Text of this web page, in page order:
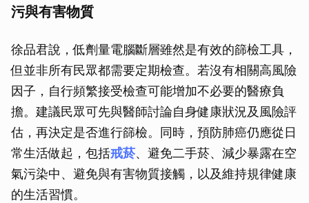
污與有害物質
徐品君說，低劑量電腦斷層雖然是有效的篩檢工具，
但並非所有民眾都需要定期檢查。若沒有相關高風險
因子，自行頻繁接受檢查可能增加不必要的醫療負
擔。建議民眾可先與醫師討論自身健康狀況及風險評
估，再決定是否進行篩檢。同時，預防肺癌仍應從日
常生活做起，包括戒菸、避免二手菸、減少暴露在空
氣污染中、避免與有害物質接觸，以及維持規律健康
的生活習慣。